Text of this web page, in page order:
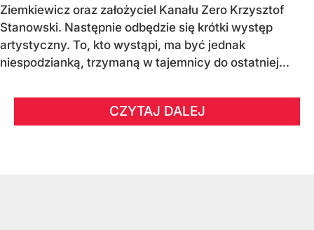
Ziemkiewicz oraz założyciel Kanału Zero Krzysztof
Stanowski. Następnie odbędzie się krótki występ
artystyczny. To, kto wystąpi, ma być jednak
niespodzianką, trzymaną w tajemnicy do ostatniej...
CZYTAJ DALEJ